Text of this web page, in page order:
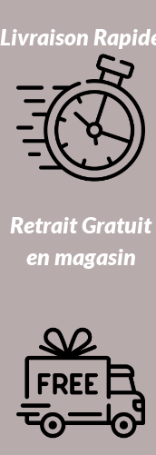
Livraison
Retrait Gratuit
en magasin